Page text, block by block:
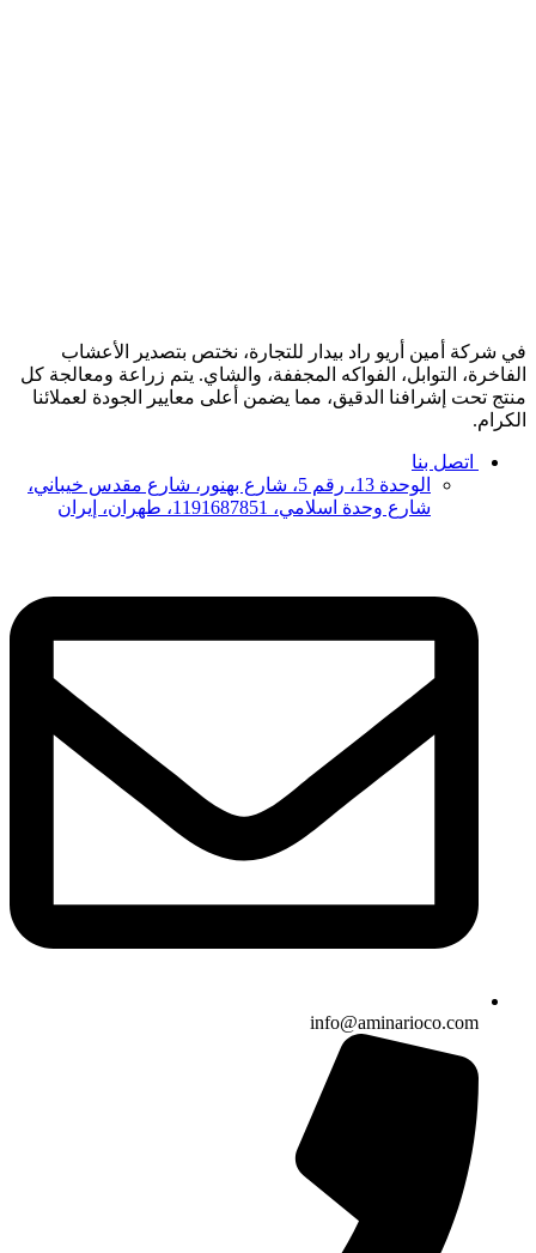
في شركة أمين أريو راد بيدار للتجارة، نختص بتصدير الأعشاب
الفاخرة، التوابل، الفواكه المجففة، والشاي. يتم زراعة ومعالجة كل
منتج تحت إشرافنا الدقيق، مما يضمن أعلى معايير الجودة لعملائنا
الكرام.
اتصل بنا
الوحدة 13، رقم 5، شارع بهنور، شارع مقدس خيباني،
شارع وحدة اسلامي، 1191687851، طهران، إيران
info@aminarioco.com